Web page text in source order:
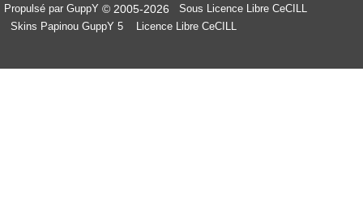
Propulsé par GuppY © 2005-2026
Sous Licence Libre CeCILL
Skins Papinou GuppY 5
Licence Libre CeCILL